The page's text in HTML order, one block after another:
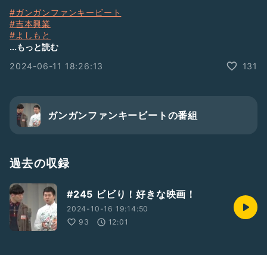
#ガンガンファンキービート
#吉本興業
#よしもと
#大阪
#お笑い
#ハリキリちゃん
#メニー
#天王寺動物園
#競馬
#uptoyou
...もっと読む
2024-06-11 18:26:13
131
ガンガンファンキービートの番組
過去の収録
#245 ビビり！好きな映画！
2024-10-16 19:14:50
93
12:01